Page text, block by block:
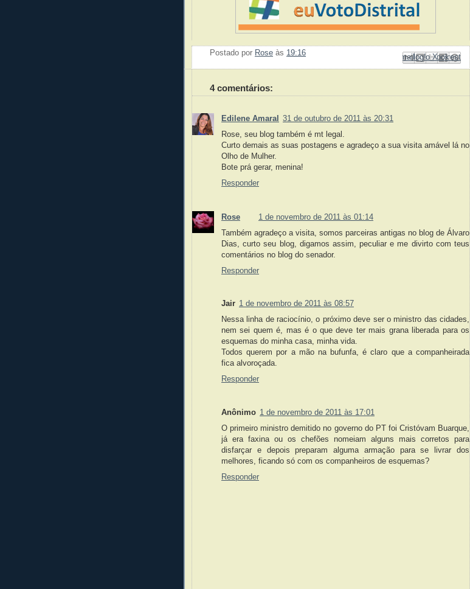
Postado por Rose às 19:16 Enviar por e-mail
Postar no blog!
Compartilhar no X
Compartilhar no Facebook
Compartilhar com o Pinterest
4 comentários:
Edilene Amaral
31 de outubro de 2011 às 20:31
Rose, seu blog também é mt legal.
Curto demais as suas postagens e agradeço a sua visita amável lá no
Olho de Mulher.
Bote prá gerar, menina!
Responder
Rose
1 de novembro de 2011 às 01:14
Também agradeço a visita, somos parceiras antigas no blog de Álvaro
Dias, curto seu blog, digamos assim, peculiar e me divirto com teus
comentários no blog do senador.
Responder
Jair 1 de novembro de 2011 às 08:57
Nessa linha de raciocínio, o próximo deve ser o ministro das cidades,
nem sei quem é, mas é o que deve ter mais grana liberada para os
esquemas do minha casa, minha vida.
Todos querem por a mão na bufunfa, é claro que a companheirada
fica alvoroçada.
Responder
Anônimo 1 de novembro de 2011 às 17:01
O primeiro ministro demitido no governo do PT foi Cristóvam Buarque,
já era faxina ou os chefões nomeiam alguns mais corretos para
disfarçar e depois preparam alguma armação para se livrar dos
melhores, ficando só com os companheiros de esquemas?
Responder